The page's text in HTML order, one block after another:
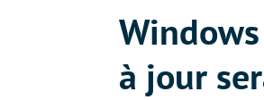
à jour